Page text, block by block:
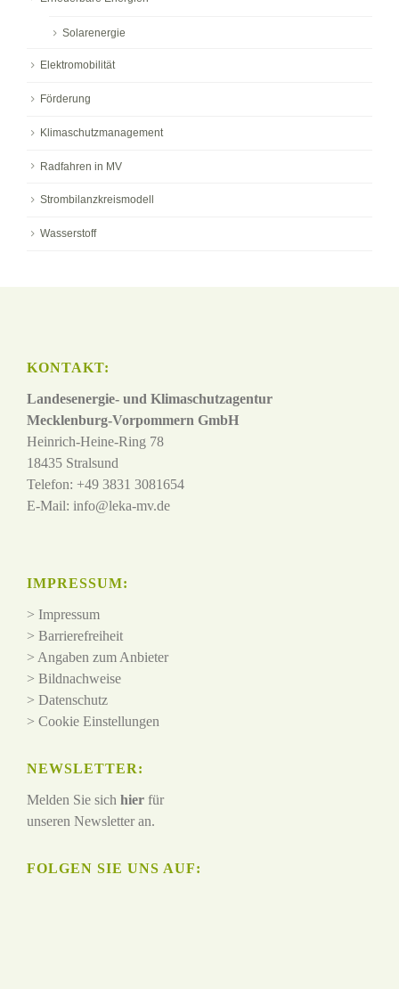
Solarenergie
Elektromobilität
Förderung
Klimaschutzmanagement
Radfahren in MV
Strombilanzkreismodell
Wasserstoff
KONTAKT:
Landesenergie- und Klimaschutzagentur
Mecklenburg-Vorpommern GmbH
Heinrich-Heine-Ring 78
18435 Stralsund
Telefon: +49 3831 3081654
E-Mail: info@leka-mv.de
IMPRESSUM:
> Impressum
> Barrierefreiheit
> Angaben zum Anbieter
> Bildnachweise
> Datenschutz
> Cookie Einstellungen
NEWSLETTER:
Melden Sie sich hier für
unseren Newsletter an.
FOLGEN SIE UNS AUF: